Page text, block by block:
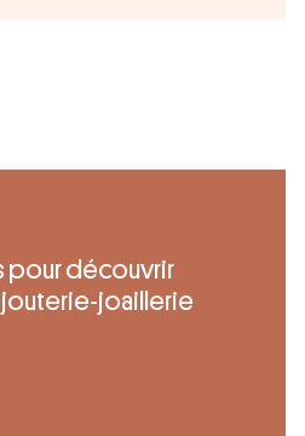
pour découvrir
joaillerie